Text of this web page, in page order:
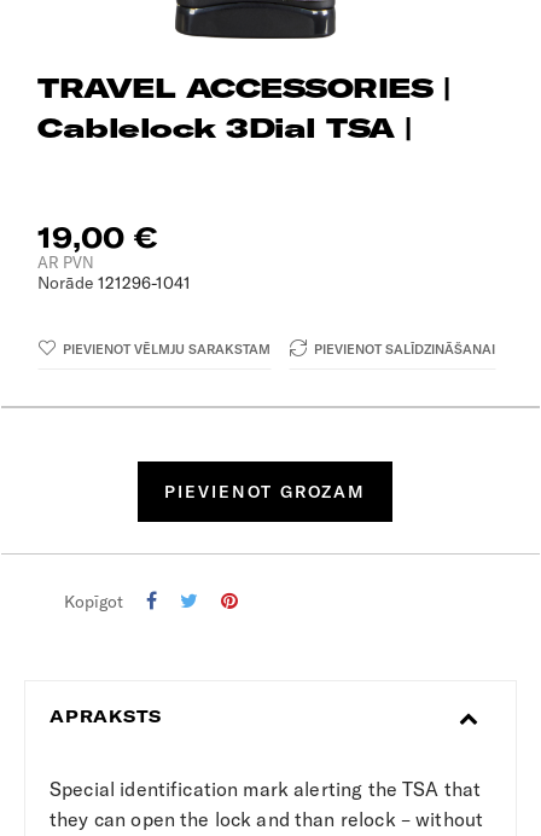
TRAVEL ACCESSORIES |
Cablelock 3Dial TSA |
19,00 €
AR PVN
Norāde 121296-1041
PIEVIENOT VĒLMJU SARAKSTAM PIEVIENOT SALĪDZINĀŠANAI
PIEVIENOT GROZAM
Kopīgot
APRAKSTS
Special identification mark alerting the TSA that
they can open the lock and than relock – without